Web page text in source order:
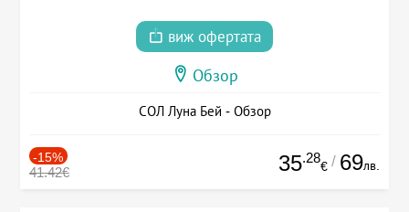
виж офертата
Обзор
СОЛ Луна Бей - Обзор
-15%
41.42€ 35.28
€ / 69лв.